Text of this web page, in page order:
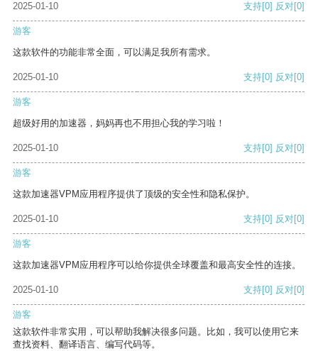
2025-01-10 支持[0] 反对[0]
游客
这款软件的功能非常全面，可以满足我所有需求。
2025-01-10 支持[0] 反对[0]
游客
超级好用的加速器，妈妈再也不用担心我的学习啦！
2025-01-10 支持[0] 反对[0]
游客
这款加速器VPM应用程序提供了顶级的安全性和隐私保护。
2025-01-10 支持[0] 反对[0]
游客
这款加速器VPM应用程序可以给你提供全球覆盖和最高安全性的连接。
2025-01-10 支持[0] 反对[0]
游客
这款软件非常实用，可以帮助我解决很多问题。比如，我可以使用它来
查找资料、翻译语言、编写代码等。